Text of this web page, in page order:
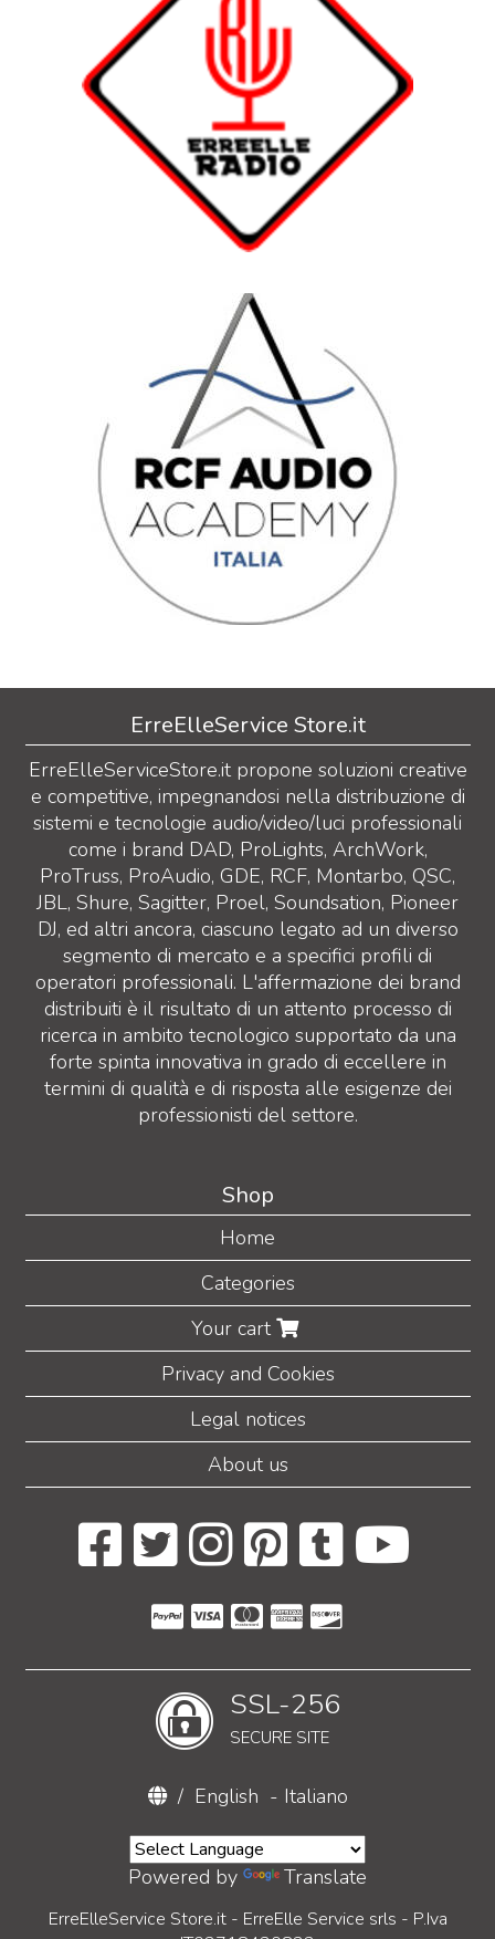
ErreElleService Store.it
ErreElleServiceStore.it propone soluzioni creative
e competitive, impegnandosi nella distribuzione di
sistemi e tecnologie audio/video/luci professionali
come i brand DAD, ProLights, ArchWork,
ProTruss, ProAudio, GDE, RCF, Montarbo, QSC,
JBL, Shure, Sagitter, Proel, Soundsation, Pioneer
DJ, ed altri ancora, ciascuno legato ad un diverso
segmento di mercato e a specifici profili di
operatori professionali. L'affermazione dei brand
distribuiti è il risultato di un attento processo di
ricerca in ambito tecnologico supportato da una
forte spinta innovativa in grado di eccellere in
termini di qualità e di risposta alle esigenze dei
professionisti del settore.
Shop
Home
Categories
Your cart
Privacy and Cookies
Legal notices
About us
SSL-256
SECURE SITE
/ English - Italiano
Powered by Translate
ErreElleService Store.it - ErreElle Service srls - P.Iva